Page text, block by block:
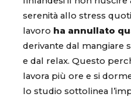
serenità allo stress
lavoro ha annullato
derivante dal mangiare
e dal relax. Questo
lavora più ore e si
lo studio sottolinea